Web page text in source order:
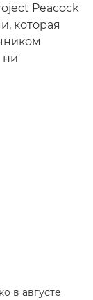
Peacock
которая
ни
в августе